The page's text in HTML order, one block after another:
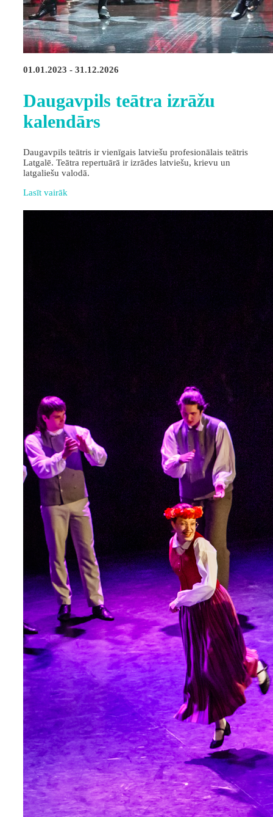
01.01.2023 - 31.12.2026
Daugavpils teātra izrāžu
kalendārs
Daugavpils teātris ir vienīgais latviešu profesionālais teātris
Latgalē. Teātra repertuārā ir izrādes latviešu, krievu un
latgaliešu valodā.
Lasīt vairāk